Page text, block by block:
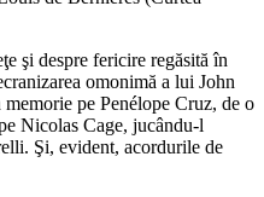
şi despre fericire regăsită în
omonimă a lui John
pe Penélope Cruz, de o
Nicolas Cage, jucându-l
Şi, evident, acordurile de